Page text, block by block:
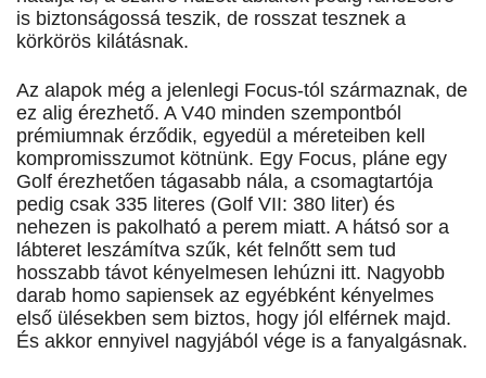
is biztonságossá teszik, de rosszat tesznek a
körkörös kilátásnak.
Az alapok még a jelenlegi Focus-tól származnak, de
ez alig érezhető. A V40 minden szempontból
prémiumnak érződik, egyedül a méreteiben kell
kompromisszumot kötnünk. Egy Focus, pláne egy
Golf érezhetően tágasabb nála, a csomagtartója
pedig csak 335 literes (Golf VII: 380 liter) és
nehezen is pakolható a perem miatt. A hátsó sor a
lábteret leszámítva szűk, két felnőtt sem tud
hosszabb távot kényelmesen lehúzni itt. Nagyobb
darab homo sapiensek az egyébként kényelmes
első ülésekben sem biztos, hogy jól elférnek majd.
És akkor ennyivel nagyjából vége is a fanyalgásnak.